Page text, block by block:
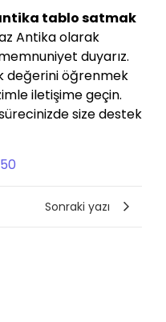
tablo satmak
Antika olarak
duyarız.
değerini öğrenmek
iletişime geçin.
size destek
Sonraki yazı